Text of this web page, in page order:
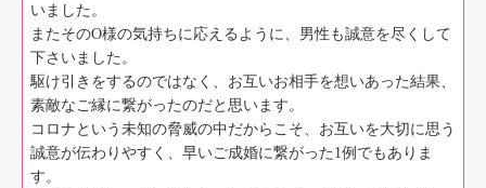
いました。
またそのO様の気持ちに応えるように、男性も誠意を尽くして
下さいました。
駆け引きをするのではなく、お互いお相手を想いあった結果、
素敵なご縁に繋がったのだと思います。
コロナという未知の脅威の中だからこそ、お互いを大切に思う
誠意が伝わりやすく、早いご成婚に繋がった1例でもありま
す。